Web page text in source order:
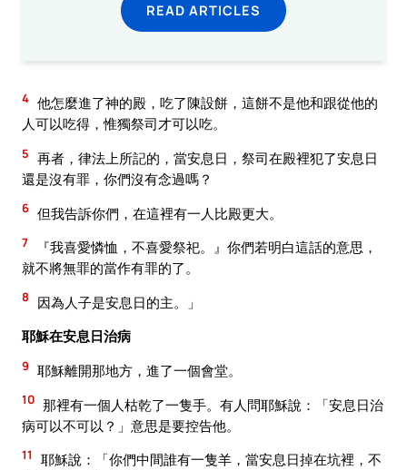
READ ARTICLES
4 他怎麼進了神的殿，吃了陳設餅，這餅不是他和跟從他的
人可以吃得，惟獨祭司才可以吃。
5 再者，律法上所記的，當安息日，祭司在殿裡犯了安息日
還是沒有罪，你們沒有念過嗎？
6 但我告訴你們，在這裡有一人比殿更大。
7
『我喜愛憐恤，不喜愛祭祀。』你們若明白這話的意思，
就不將無罪的當作有罪的了。
8
因為人子是安息日的主。」
耶穌在安息日治病
9 耶穌離開那地方，進了一個會堂。
10 那裡有一個人枯乾了一隻手。有人問耶穌說：「安息日治
病可以不可以？」意思是要控告他。
11
耶穌說：「你們中間誰有一隻羊，當安息日掉在坑裡，不